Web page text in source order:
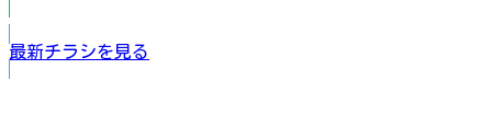
最新チラシを見る